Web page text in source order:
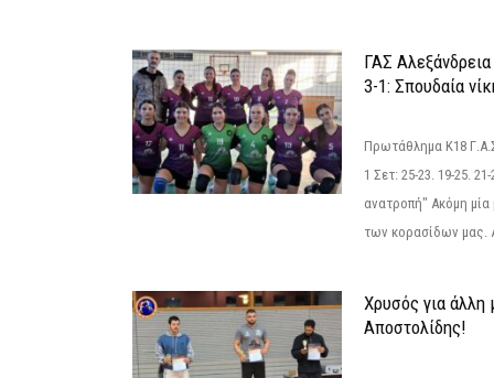
ΓΑΣ
3-1: Σπουδαία
Πρωτάθλημα Κ18
1 Σετ: 25-23. 19-25.
ανατροπή" Ακόμη μία
των κορασίδων μας.
Χρυσός για άλλη
Αποστολίδης!